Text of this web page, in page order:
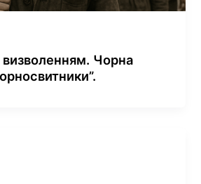
визволенням. Чорна